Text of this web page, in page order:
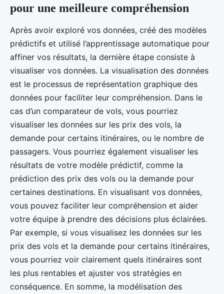
pour une meilleure compréhension
Après avoir exploré vos données, créé des modèles
prédictifs et utilisé l’apprentissage automatique pour
affiner vos résultats, la dernière étape consiste à
visualiser vos données. La visualisation des données
est le processus de représentation graphique des
données pour faciliter leur compréhension. Dans le
cas d’un comparateur de vols, vous pourriez
visualiser les données sur les prix des vols, la
demande pour certains itinéraires, ou le nombre de
passagers. Vous pourriez également visualiser les
résultats de votre modèle prédictif, comme la
prédiction des prix des vols ou la demande pour
certaines destinations. En visualisant vos données,
vous pouvez faciliter leur compréhension et aider
votre équipe à prendre des décisions plus éclairées.
Par exemple, si vous visualisez les données sur les
prix des vols et la demande pour certains itinéraires,
vous pourriez voir clairement quels itinéraires sont
les plus rentables et ajuster vos stratégies en
conséquence. En somme, la modélisation des